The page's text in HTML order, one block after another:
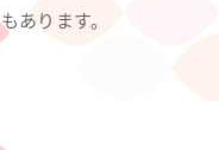
あります。